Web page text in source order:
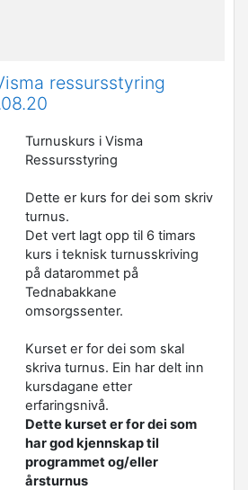
ressursstyring
Turnuskurs i Visma
Ressursstyring
Dette er kurs for dei som skriv
turnus.
Det vert lagt opp til 6 timars
kurs i teknisk turnusskriving
på datarommet på
Tednabakkane
omsorgssenter.
Kurset er for dei som skal
skriva turnus. Ein har delt inn
kursdagane etter
erfaringsnivå.
Dette kurset er for dei som
har god kjennskap til
programmet og/eller
årsturnus